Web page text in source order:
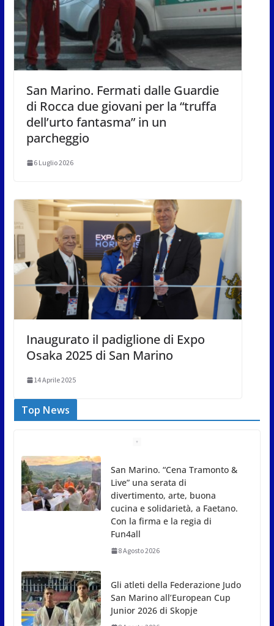
San Marino. Fermati dalle Guardie
di Rocca due giovani per la “truffa
dell’urto fantasma” in un
parcheggio
6 Luglio 2026
Inaugurato il padiglione di Expo
Osaka 2025 di San Marino
14 Aprile 2025
Top News
Gli atleti della Federazione Judo
San Marino all’European Cup
Junior 2026 di Skopje
8 Agosto 2026
L’arte perde uno dei suoi maestri: si è spento a 91
8 Agosto 2026
A Oltremare 2.0 a Riccione in migliaia per
incontrare i DinsiemE